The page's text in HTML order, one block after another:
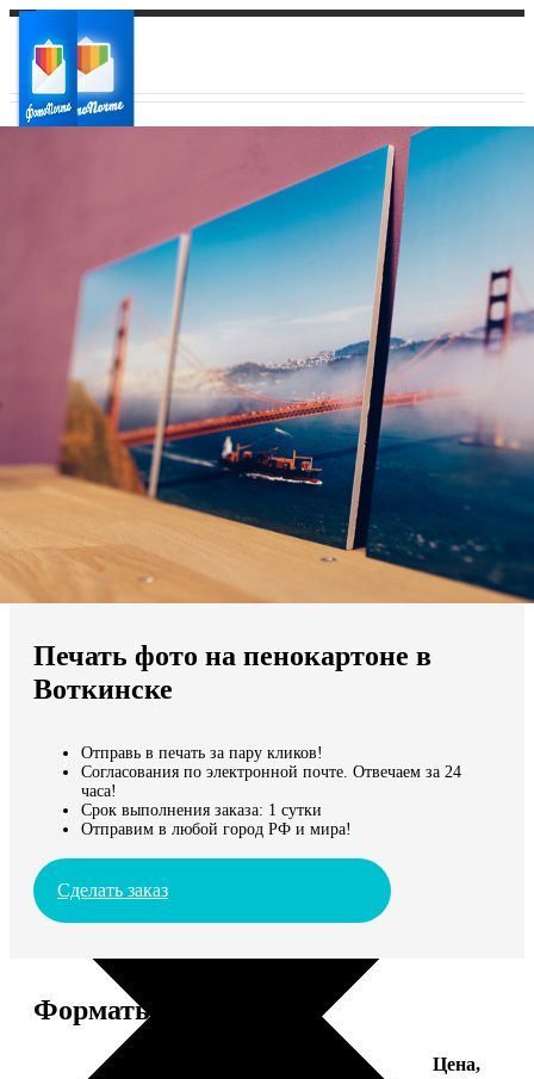
Ваш регион доставки
Выберите из списка:
Мы доставляем по всему миру
Продолжить без города
Печать фото на пенокартоне в
Воткинске
Отправь в печать за пару кликов!
Согласования по электронной почте. Отвечаем за 24
часа!
Срок выполнения заказа: 1 сутки
Отправим в любой город РФ и мира!
Сделать заказ
Форматы и цены
Цена,